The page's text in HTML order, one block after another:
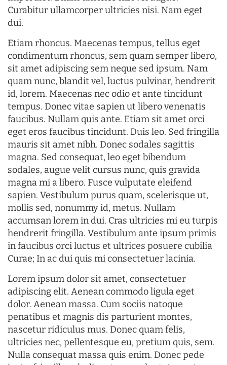
Curabitur ullamcorper ultricies nisi. Nam eget
dui.
Etiam rhoncus. Maecenas tempus, tellus eget
condimentum rhoncus, sem quam semper libero,
sit amet adipiscing sem neque sed ipsum. Nam
quam nunc, blandit vel, luctus pulvinar, hendrerit
id, lorem. Maecenas nec odio et ante tincidunt
tempus. Donec vitae sapien ut libero venenatis
faucibus. Nullam quis ante. Etiam sit amet orci
eget eros faucibus tincidunt. Duis leo. Sed fringilla
mauris sit amet nibh. Donec sodales sagittis
magna. Sed consequat, leo eget bibendum
sodales, augue velit cursus nunc, quis gravida
magna mi a libero. Fusce vulputate eleifend
sapien. Vestibulum purus quam, scelerisque ut,
mollis sed, nonummy id, metus. Nullam
accumsan lorem in dui. Cras ultricies mi eu turpis
hendrerit fringilla. Vestibulum ante ipsum primis
in faucibus orci luctus et ultrices posuere cubilia
Curae; In ac dui quis mi consectetuer lacinia.
Lorem ipsum dolor sit amet, consectetuer
adipiscing elit. Aenean commodo ligula eget
dolor. Aenean massa. Cum sociis natoque
penatibus et magnis dis parturient montes,
nascetur ridiculus mus. Donec quam felis,
ultricies nec, pellentesque eu, pretium quis, sem.
Nulla consequat massa quis enim. Donec pede